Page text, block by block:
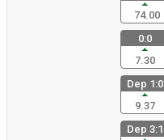
74.00
0:0
7.30
Dep 1:0
9.37
Dep 3:1